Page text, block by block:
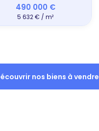
490 000 €
5 632 € / m²
nos biens à vendre